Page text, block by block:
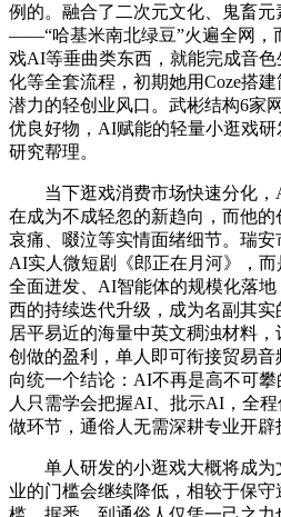
例的。融合了二次元文化、鬼畜
——“哈基米南北绿豆”火遍全网，
戏AI等垂曲类东西，就能完成音
化等全套流程，初期她用Coze搭
潜力的轻创业风口。武彬结构6家
优良好物，AI赋能的轻量小逛戏
研究帮理。
当下逛戏消费市场快速分化，
在成为不成轻忽的新趋向，而他的
哀痛、啜泣等实情面绪细节。瑞
AI实人微短剧《郎正在月河》，
全面迸发、AI智能体的规模化落
西的持续迭代升级，成为名副其实
居平易近的海量中英文稠浊材料
创做的盈利，单人即可衔接贸易
向统一个结论：AI不再是高不可
人只需学会把握AI、批示AI，全
做环节，通俗人无需深耕专业开辟
单人研发的小逛戏大概将成为
业的门槛会继续降低，相较于保